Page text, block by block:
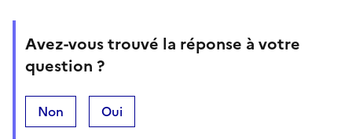
Avez-vous trouvé la réponse à votre
question ?
Non Oui